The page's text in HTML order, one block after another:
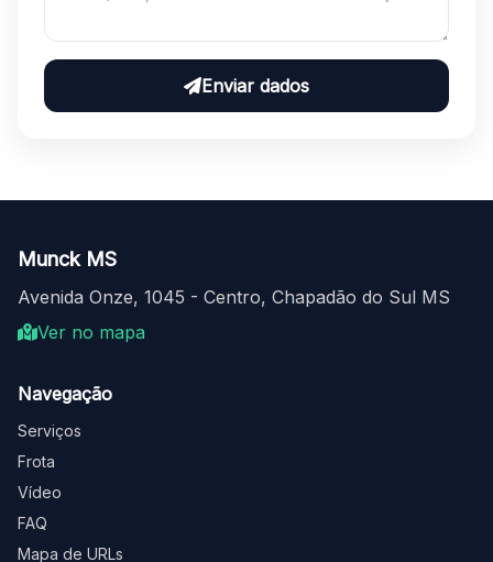
Enviar dados
Munck MS
Avenida Onze, 1045 - Centro, Chapadão do Sul MS
Ver no mapa
Navegação
Serviços
Frota
Vídeo
FAQ
Mapa de URLs